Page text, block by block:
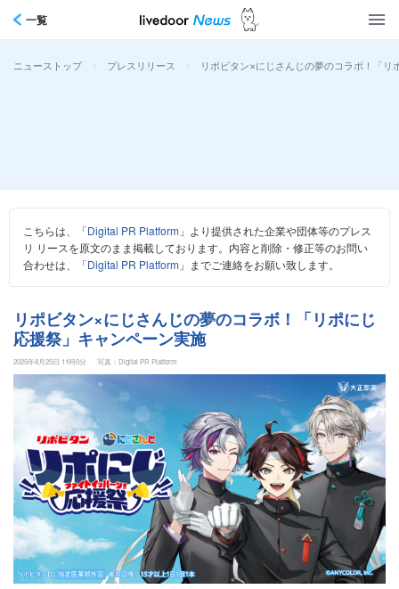
一覧
ニューストップ > プレスリリース > リポビタン×にじさんじの夢のコラボ！「リ
こちらは、「Digital PR Platform 」より提供された企業や団体等のプレス
リ リースを原文のまま掲載しております。内容と削除・修正等のお問い
合わせは、「Digital PR Platform 」までご連絡をお願い致します。
リポビタン×にじさんじの夢のコラボ！「リポにじ
応援祭」キャンペーン実施
2025年8月25日 11時0分 写真：Digital PR Platform